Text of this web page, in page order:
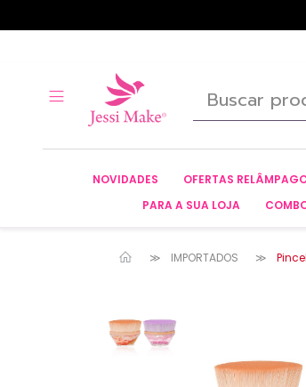
NOVIDADES OFERTAS
PARA A SUA LOJA
IMPORTADOS